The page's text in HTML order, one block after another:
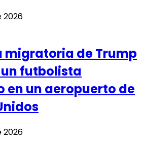
2026
migratoria de Trump
futbolista
en un aeropuerto de
2026